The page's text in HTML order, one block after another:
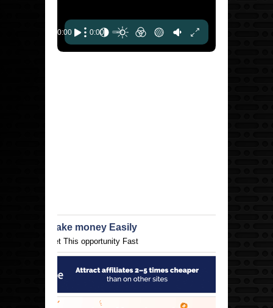
Make money Easily
Get This opportunity Fast